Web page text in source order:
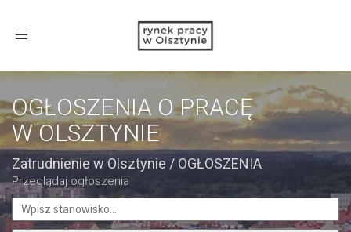
Toggle
OGŁOSZENIA O PRACĘ
W OLSZTYNIE
Zatrudnienie w Olsztynie / OGŁOSZENIA
Przeglądaj ogłoszenia